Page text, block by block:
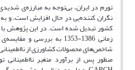
تورم در ایران، بی‌توجه به مبارزه‌ی
نگران کننده‌یی در حال افزایش است، و
کشور تبدیل شده است. در این پژوهش با
زمانی 1386-1353 به بررسی
شاخص‌های محصولات کشاورزی از
منظور پس از برآورد متغیر